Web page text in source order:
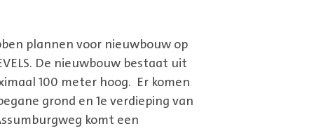
plannen voor nieuwbouw op
De nieuwbouw bestaat uit
100 meter hoog. Er komen
grond en 1e verdieping van
komt een